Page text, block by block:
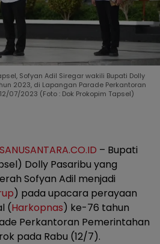
Sofyan Adil Siregar wakili Bupati Dolly
2023, di Lapangan Parade Perkantoran
07/2023 (Foto : Dok Prokopim Tapsel)
– Bupati
Dolly Pasaribu yang
Sofyan Adil menjadi
) pada upacara perayaan
(Harkopnas) ke-76 tahun
Perkantoran Pemerintahan
pada Rabu (12/7).